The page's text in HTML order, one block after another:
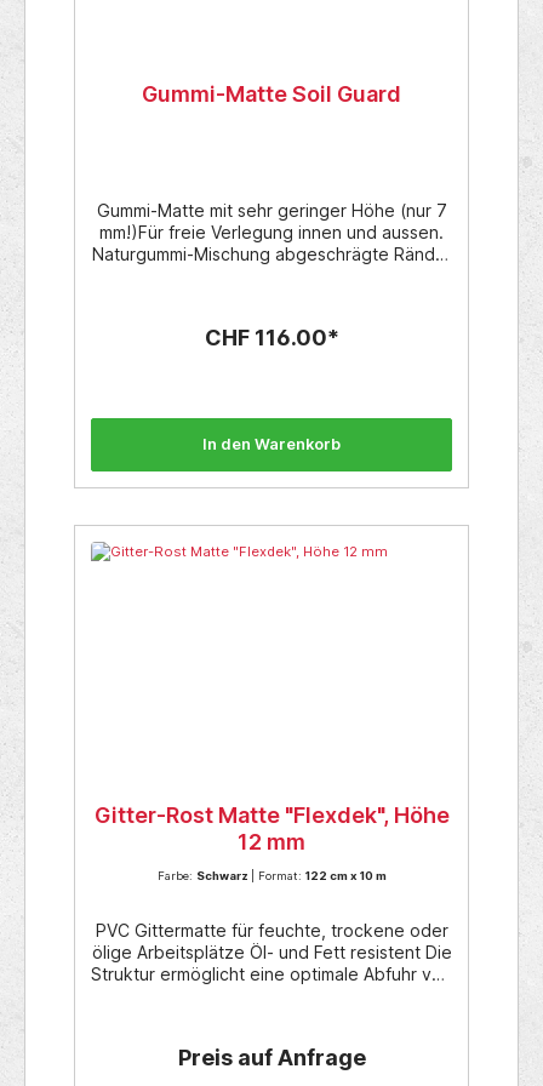
Gummi-Matte Soil Guard
Gummi-Matte mit sehr geringer Höhe (nur 7
mm!)Für freie Verlegung innen und aussen.
Naturgummi-Mischung abgeschrägte Ränder
Wetterverhältnissen.Format: 90 cm x 150 cm,
CHF 116.00*
In den Warenkorb
Gitter-Rost Matte "Flexdek", Höhe
12 mm
Farbe: Schwarz | Format: 122 cm x 10 m
PVC Gittermatte für feuchte, trockene oder
ölige Arbeitsplätze Öl- und Fett resistent Die
Struktur ermöglicht eine optimale Abfuhr von
Verbindungsclips ermöglichen eine
Preis auf Anfrage